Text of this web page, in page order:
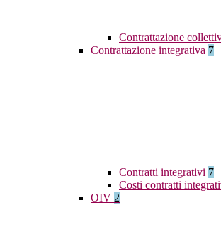
Contrattazione
Contrattazione integrativa 7
Contratti integrativi 7
Costi contratti
OIV 2